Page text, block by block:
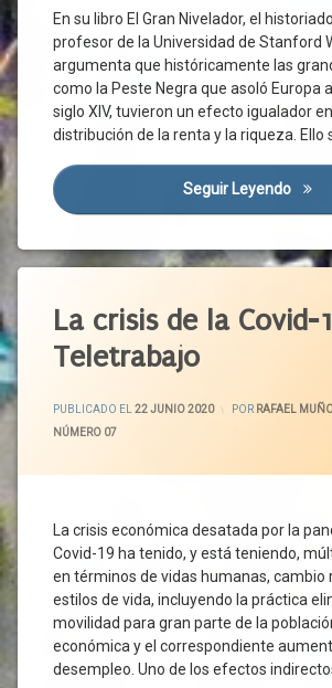
En su libro El Gran Nivelador, el
profesor de la Universidad de Stanford
argumenta que históricamente las
como la Peste Negra que asoló Europa
siglo XIV, tuvieron un efecto igualador
distribución de la renta y la riqueza. Ello
Seguir Leyendo
Autónomos
Bien
Común
Cese De
Actividad
Confinamiento
Construcción
19
Demanda
Agregada
Desempleo
Empleo
España
Estado
Del
Bienestar
Estados
Unidos
Género
La crisis de la Covid-
Teletrabajo
PUBLICADO EL 22 JUNIO 2020
ACTUALIZADO EL
POR RAFAEL
CATEGORÍAS:
NÚMERO 07
La crisis económica desatada por la
Covid-19 ha tenido, y está teniendo,
en términos de vidas humanas, cambio
estilos de vida, incluyendo la práctica
movilidad para gran parte de la
económica y el correspondiente
desempleo. Uno de los efectos
Actividad
Económica
Actividad
Administración
General
De
Confinamiento
Covid-
19
Crisis
Económica
CSIF
Distanciamiento